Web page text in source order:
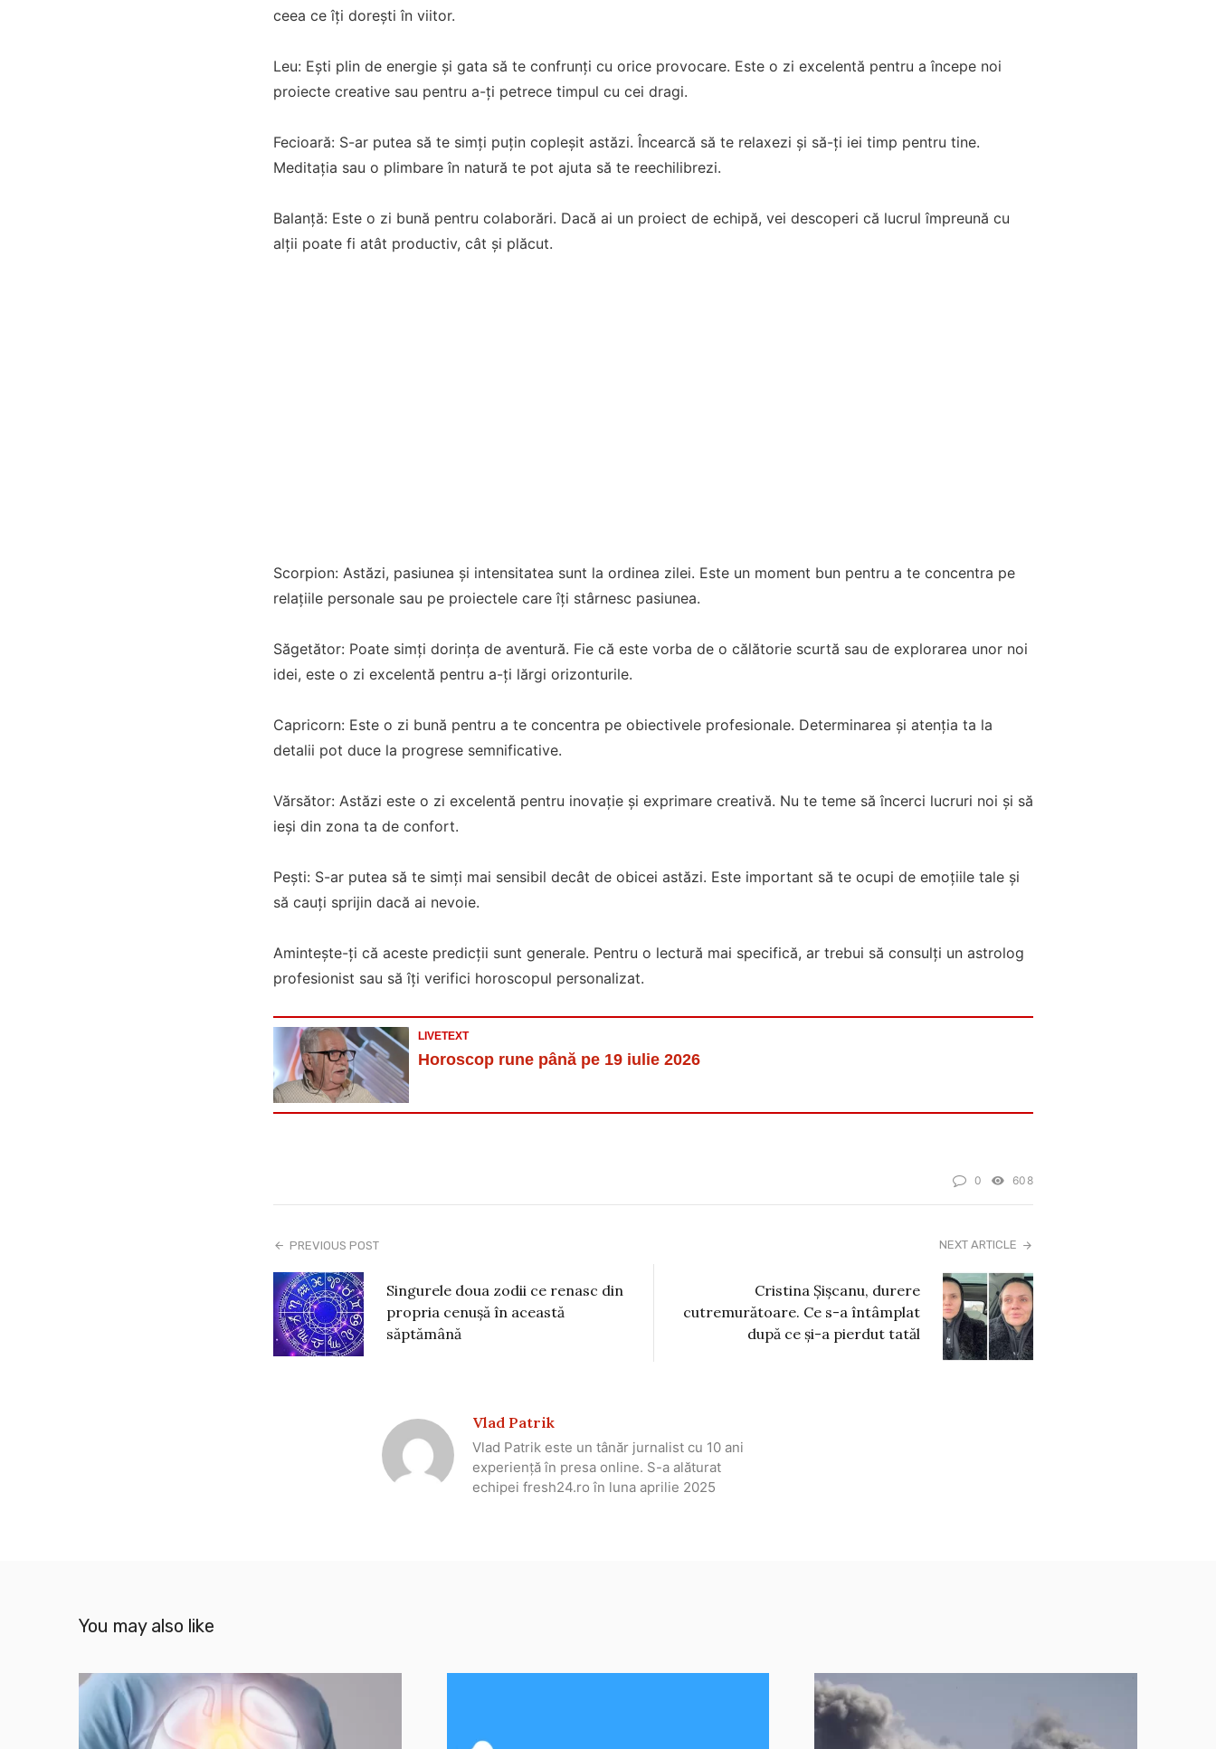
ceea ce îți dorești în viitor.
Leu: Ești plin de energie și gata să te confrunți cu orice provocare. Este o zi excelentă pentru a începe noi
proiecte creative sau pentru a-ți petrece timpul cu cei dragi.
Fecioară: S-ar putea să te simți puțin copleșit astăzi. Încearcă să te relaxezi și să-ți iei timp pentru tine.
Meditația sau o plimbare în natură te pot ajuta să te reechilibrezi.
Balanță: Este o zi bună pentru colaborări. Dacă ai un proiect de echipă, vei descoperi că lucrul împreună cu
alții poate fi atât productiv, cât și plăcut.
Scorpion: Astăzi, pasiunea și intensitatea sunt la ordinea zilei. Este un moment bun pentru a te concentra pe
relațiile personale sau pe proiectele care îți stârnesc pasiunea.
Săgetător: Poate simți dorința de aventură. Fie că este vorba de o călătorie scurtă sau de explorarea unor noi
idei, este o zi excelentă pentru a-ți lărgi orizonturile.
Capricorn: Este o zi bună pentru a te concentra pe obiectivele profesionale. Determinarea și atenția ta la
detalii pot duce la progrese semnificative.
Vărsător: Astăzi este o zi excelentă pentru inovație și exprimare creativă. Nu te teme să încerci lucruri noi și să
ieși din zona ta de confort.
Pești: S-ar putea să te simți mai sensibil decât de obicei astăzi. Este important să te ocupi de emoțiile tale și
să cauți sprijin dacă ai nevoie.
Amintește-ți că aceste predicții sunt generale. Pentru o lectură mai specifică, ar trebui să consulți un astrolog
profesionist sau să îți verifici horoscopul personalizat.
LIVETEXT
Horoscop rune până pe 19 iulie 2026
0 608
PREVIOUS POST
Singurele doua zodii ce renasc din
propria cenușă în această
săptămână
NEXT ARTICLE
Cristina Șișcanu, durere
cutremurătoare. Ce s-a întâmplat
după ce și-a pierdut tatăl
Vlad Patrik
Vlad Patrik este un tânăr jurnalist cu 10 ani
experiență în presa online. S-a alăturat
echipei fresh24.ro în luna aprilie 2025
You may also like